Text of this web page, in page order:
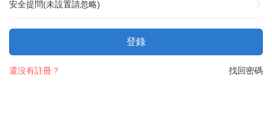
安全提問(未設置請忽略)
登錄
找回密碼
還沒有註冊？